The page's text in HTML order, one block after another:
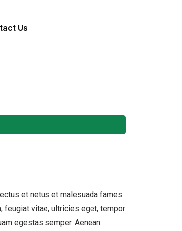
Us
et netus et malesuada fames
feugiat vitae, ultricies eget, tempor
egestas semper. Aenean